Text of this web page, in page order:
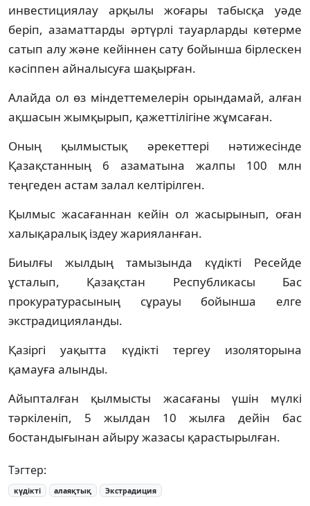
инвестициялау арқылы жоғары табысқа уәде
беріп, азаматтарды әртүрлі тауарларды көтерме
сатып алу және кейіннен сату бойынша бірлескен
кәсіппен айналысуға шақырған.
Алайда ол өз міндеттемелерін орындамай, алған
ақшасын жымқырып, қажеттілігіне жұмсаған.
Оның қылмыстық әрекеттері нәтижесінде
Қазақстанның 6 азаматына жалпы 100 млн
теңгеден астам залал келтірілген.
Қылмыс жасағаннан кейін ол жасырынып, оған
халықаралық іздеу жарияланған.
Биылғы жылдың тамызында күдікті Ресейде
ұсталып, Қазақстан Республикасы Бас
прокуратурасының сұрауы бойынша елге
экстрадицияланды.
Қазіргі уақытта күдікті тергеу изоляторына
қамауға алынды.
Айыпталған қылмысты жасағаны үшін мүлкі
тәркіленіп, 5 жылдан 10 жылға дейін бас
бостандығынан айыру жазасы қарастырылған.
Тэгтер:
күдікті алаяқтық Экстрадиция